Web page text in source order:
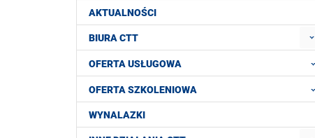
AKTUALNOŚCI
BIURA CTT
OFERTA USŁUGOWA
OFERTA SZKOLENIOWA
WYNALAZKI